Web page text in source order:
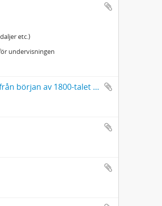
etc.)
undervisningen
Bohemanska papper. [Diverse excerpter. Äldre avskrifter och originalhandlingar från början av 1800-talet rörande bl.a. hovsekreteraren Carl Adolf Boheman (1764-1831)]